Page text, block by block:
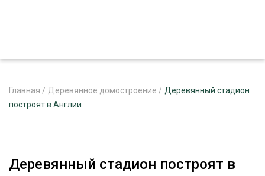
РЕКЛАМОДАТЕЛЯМ
Главная / Деревянное домостроение / Деревянный стадион
построят в Англии
Деревянный стадион построят в